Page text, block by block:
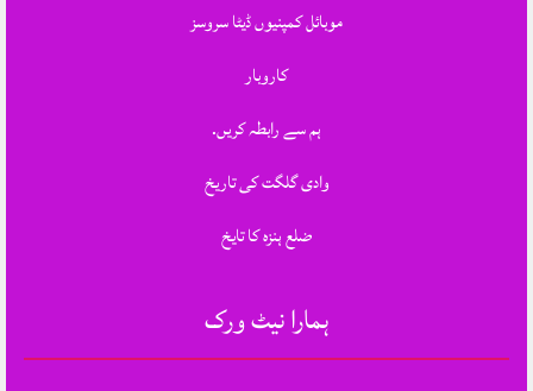
موبائل کمپنیوں ڈیٹا سروسز
کاروبار
ہم سے رابطہ کریں.
وادی گلگت کی تاریخ
ضلع ہنزہ کا تایخ
ہمارا نیٹ ورک